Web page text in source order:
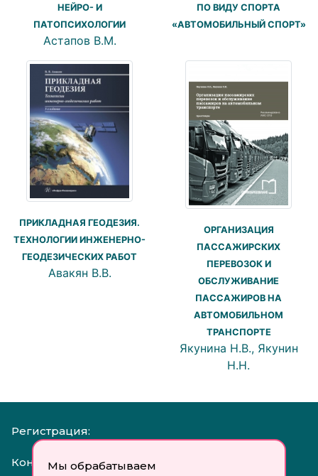
Мы обрабатываем
НЕЙРО- И
ПАТОПСИХОЛОГИИ
Астапов В.М.
ПО ВИДУ СПОРТА
«АВТОМОБИЛЬНЫЙ СПОРТ»
ПРИКЛАДНАЯ ГЕОДЕЗИЯ.
ТЕХНОЛОГИИ ИНЖЕНЕРНО-
ГЕОДЕЗИЧЕСКИХ РАБОТ
Авакян В.В.
ОРГАНИЗАЦИЯ
ПАССАЖИРСКИХ
ПЕРЕВОЗОК И
ОБСЛУЖИВАНИЕ
ПАССАЖИРОВ НА
АВТОМОБИЛЬНОМ
ТРАНСПОРТЕ
Якунина Н.В., Якунин
Н.Н.
Регистрация:
Контакты: